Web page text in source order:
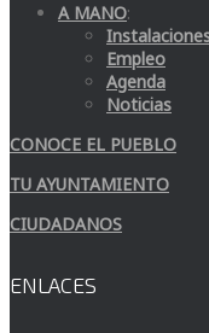
A MANO:
Empleo
Agenda
Noticias
CONOCE EL PUEBLO
TU AYUNTAMIENTO
CIUDADANOS
ENLACES